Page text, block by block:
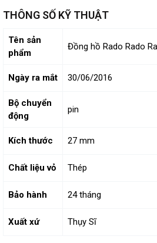
THÔNG SỐ KỸ THUẬT
Tên sản
phẩm
Đồng hồ Rado Rado
Ngày ra mắt 30/06/2016
Bộ chuyển
động
pin
Kích thước 27 mm
Chất liệu vỏ Thép
Bảo hành 24 tháng
Xuất xứ Thụy Sĩ